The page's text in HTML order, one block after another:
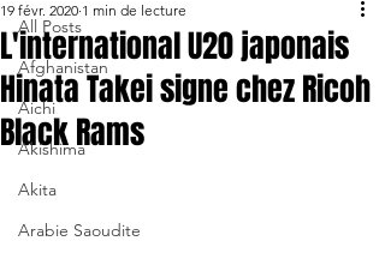
All Posts
Afghanistan
Aichi
Akishima
Akita
Arabie Saoudite
L'international U20 japonais
Hinata Takei signe chez Ricoh
Black Rams
19 févr. 2020 1 min de lecture